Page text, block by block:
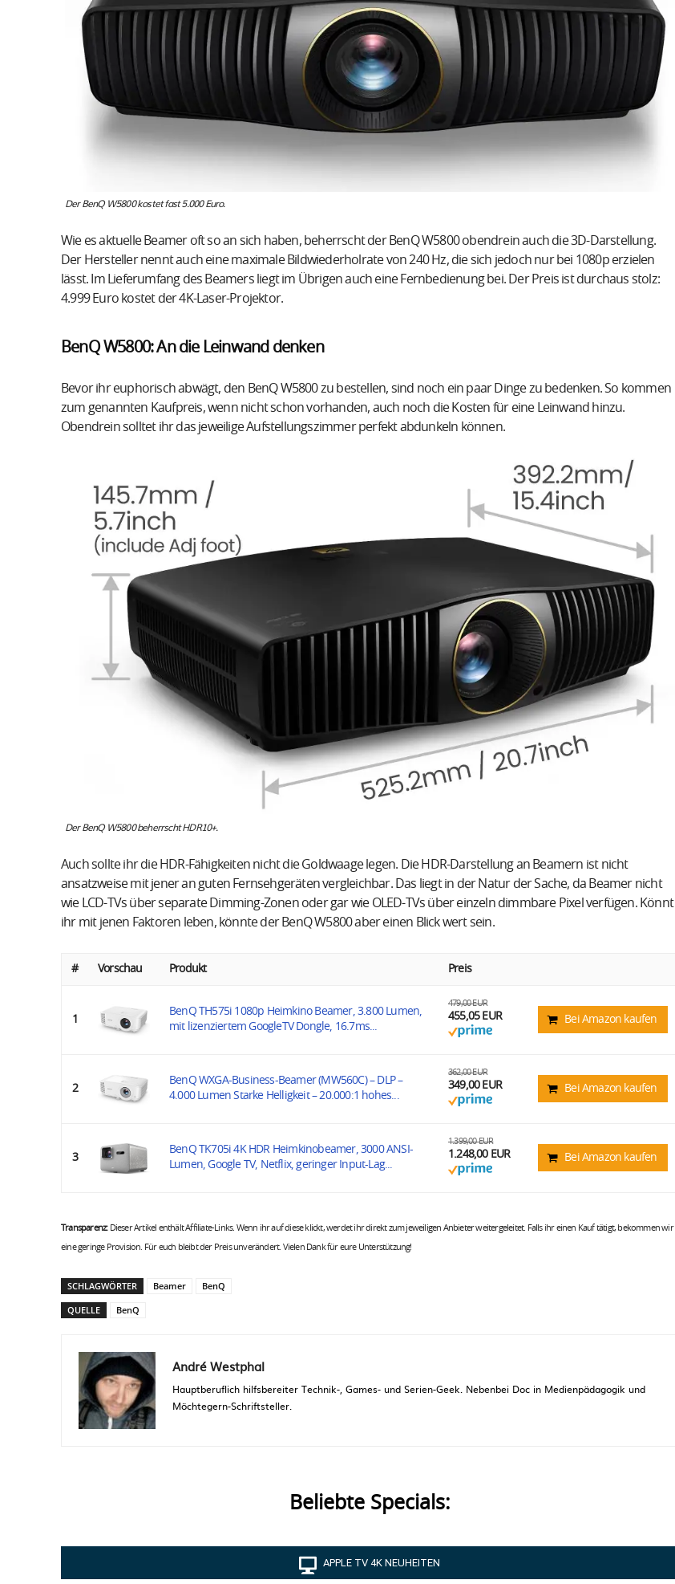
Der BenQ W5800 kostet fast 5.000 Euro.
Wie es aktuelle Beamer oft so an sich haben, beherrscht der BenQ W5800 obendrein auch die 3D-Darstellung.
Der Hersteller nennt auch eine maximale Bildwiederholrate von 240 Hz, die sich jedoch nur bei 1080p erzielen
lässt. Im Lieferumfang des Beamers liegt im Übrigen auch eine Fernbedienung bei. Der Preis ist durchaus stolz:
4.999 Euro kostet der 4K-Laser-Projektor.
BenQ W5800: An die Leinwand denken
Bevor ihr euphorisch abwägt, den BenQ W5800 zu bestellen, sind noch ein paar Dinge zu bedenken. So kommen
zum genannten Kaufpreis, wenn nicht schon vorhanden, auch noch die Kosten für eine Leinwand hinzu.
Obendrein solltet ihr das jeweilige Aufstellungszimmer perfekt abdunkeln können.
Der BenQ W5800 beherrscht HDR10+.
Auch sollte ihr die HDR-Fähigkeiten nicht die Goldwaage legen. Die HDR-Darstellung an Beamern ist nicht
ansatzweise mit jener an guten Fernsehgeräten vergleichbar. Das liegt in der Natur der Sache, da Beamer nicht
wie LCD-TVs über separate Dimming-Zonen oder gar wie OLED-TVs über einzeln dimmbare Pixel verfügen. Könnt
ihr mit jenen Faktoren leben, könnte der BenQ W5800 aber einen Blick wert sein.
# Vorschau Produkt Preis
1
BenQ TH575i 1080p Heimkino Beamer, 3.800 Lumen,
mit lizenziertem GoogleTV Dongle, 16.7ms...
479,00 EUR
455,05 EUR Bei Amazon kaufen
2
BenQ WXGA-Business-Beamer (MW560C) – DLP –
4.000 Lumen Starke Helligkeit – 20.000:1 hohes...
362,00 EUR
349,00 EUR Bei Amazon kaufen
3
BenQ TK705i 4K HDR Heimkinobeamer, 3000 ANSI-
Lumen, Google TV, Netflix, geringer Input-Lag...
1.399,00 EUR
1.248,00 EUR Bei Amazon kaufen
Transparenz:Dieser Artikel enthält Affiliate-Links. Wenn ihr auf diese klickt, werdet ihr direkt zum jeweiligen Anbieter weitergeleitet. Falls ihr einen Kauf tätigt, bekommen wir
eine geringe Provision. Für euch bleibt der Preis unverändert. Vielen Dank für eure Unterstützung!
SCHLAGWÖRTER Beamer
BenQ
QUELLE
BenQ
André Westphal
Hauptberuflich hilfsbereiter Technik-, Games- und Serien-Geek. Nebenbei Doc in Medienpädagogik und
Möchtegern-Schriftsteller.
Beliebte Specials:
APPLE TV 4K NEUHEITEN